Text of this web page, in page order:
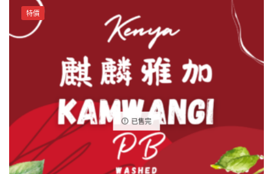
Drip
Bags
量
product
page
已售完
特價